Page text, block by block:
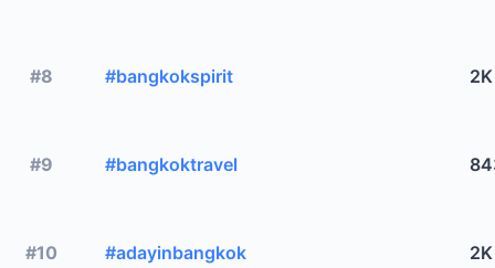
#8 #bangkokspirit 2K
#9 #bangkoktravel
#10 #adayinbangkok 2K